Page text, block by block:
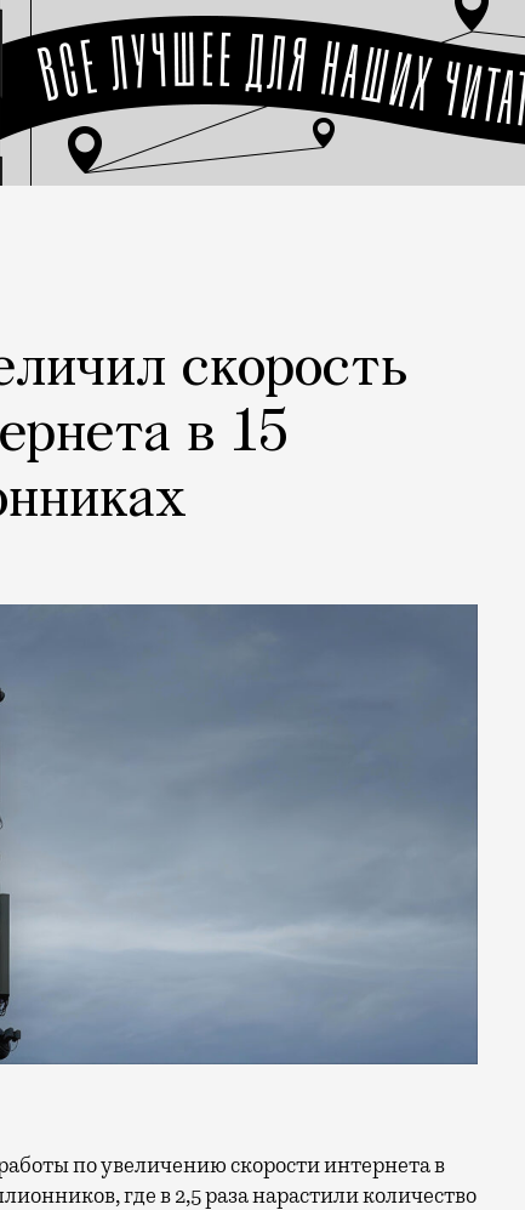
скорость
в 15
где в 2,5 раза нарастили количество